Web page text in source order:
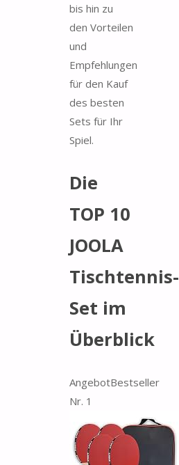
bis hin zu
den Vorteilen
und
Empfehlungen
für den Kauf
des besten
Sets für Ihr
Spiel.
Die
TOP 10
JOOLA
Tischtennis-
Set im
Überblick
AngebotBestseller
Nr. 1